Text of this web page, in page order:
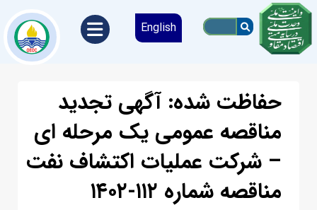
English
حفاظت شده: آگهی تجدید
مناقصه عمومی یک مرحله ای
– شرکت عملیات اکتشاف نفت
مناقصه شماره ۱۱۲-۱۴۰۲